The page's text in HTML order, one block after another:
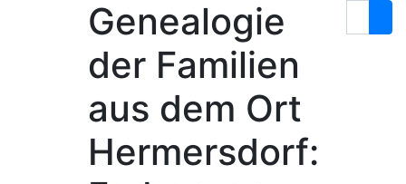
Genealogie
der Familien
aus dem Ort
Hermersdorf: